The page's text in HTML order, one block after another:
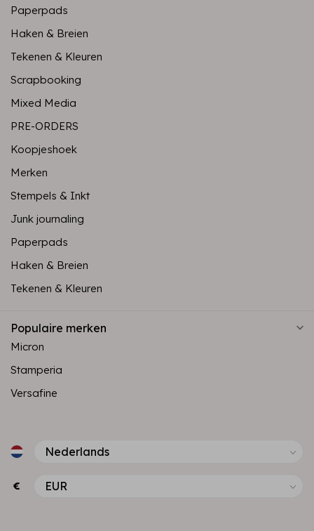
Paperpads
Haken & Breien
Tekenen & Kleuren
Scrapbooking
Mixed Media
PRE-ORDERS
Koopjeshoek
Merken
Stempels & Inkt
Junk journaling
Paperpads
Haken & Breien
Tekenen & Kleuren
Populaire merken
Micron
Stamperia
Versafine
€